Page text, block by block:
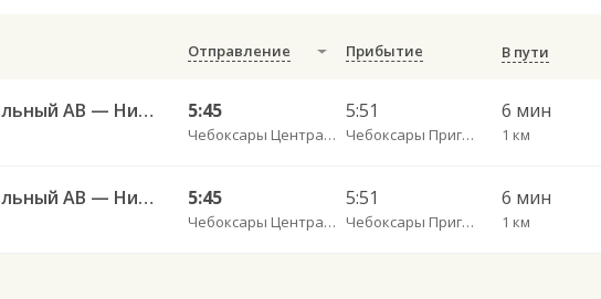
Отправление Прибытие В пути
Чебоксары Центральный АВ — Нижний Новгород АВ Канавинский 501. 5:45
Чебоксары Центральный АВ
5:51
Чебоксары Пригородный АВ
6 мин
1 км
Чебоксары Центральный АВ — Нижний Новгород АС Канавинская 501. 5:45
Чебоксары Центральный АВ
5:51
Чебоксары Пригородный АВ
6 мин
1 км